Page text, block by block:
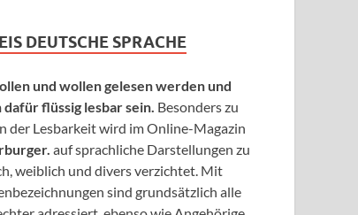
DEUTSCHE SPRACHE
und wollen gelesen werden und
dafür flüssig lesbar sein. Besonders zu
der Lesbarkeit wird im Online-Magazin
auf sprachliche Darstellungen zu
weiblich und divers verzichtet. Mit
sind grundsätzlich alle